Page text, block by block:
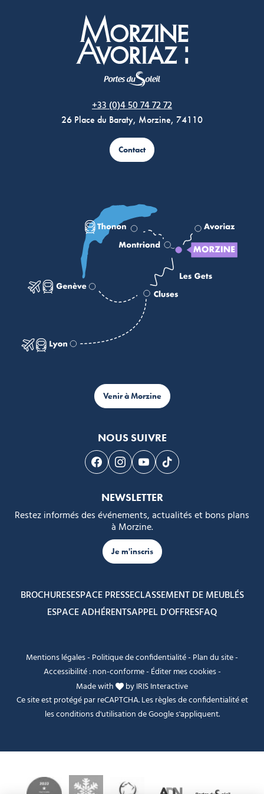
+33 (0)4 50 74 72 72
26 Place du Baraty, Morzine, 74110
Contact
Venir à Morzine
NOUS SUIVRE
Suivez-nous sur Facebook
Suivez-nous sur Instagram
Suivez-nous sur Youtube
Suivez-nous sur
NEWSLETTER
Restez informés des événements, actualités et bons plans
à Morzine.
Je m'inscris
BROCHURESESPACE PRESSECLASSEMENT DE MEUBLÉS
ESPACE ADHÉRENTSAPPEL D'OFFRESFAQ
Mentions légales- Politique de confidentialité- Plan du site-
Accessibilité : non-conforme- Éditer mes cookies-
Made with
byIRIS Interactive
Ce site est protégé par reCAPTCHA. Lesrègles de confidentialitéet
lesconditions d'utilisationde Google s'appliquent.